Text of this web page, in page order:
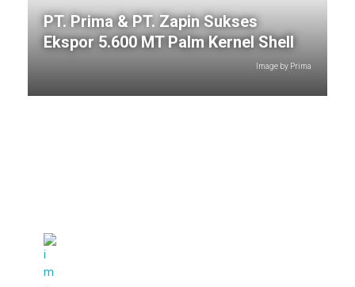
PT. Prima & PT. Zapin Sukses
Ekspor 5.600 MT Palm Kernel Shell
Image by Prima